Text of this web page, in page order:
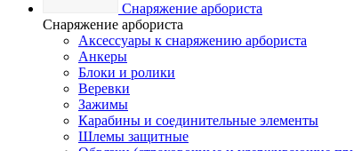
Снаряжение арбориста
Снаряжение арбориста
Аксессуары к снаряжению арбориста
Анкеры
Блоки и ролики
Веревки
Зажимы
Карабины и соединительные элементы
Шлемы защитные